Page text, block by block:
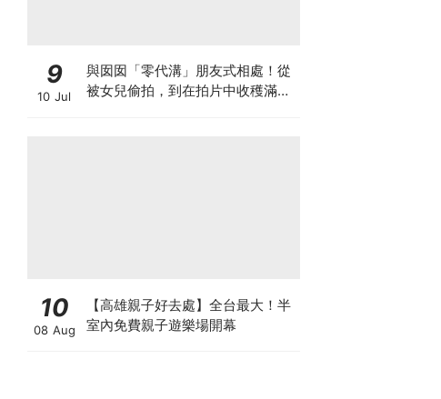
9
10 Jul
與囡囡「零代溝」朋友式相處！從
被女兒偷拍，到在拍片中收穫滿足
10
08 Aug
【高雄親子好去處】全台最大！半
室內免費親子遊樂場開幕